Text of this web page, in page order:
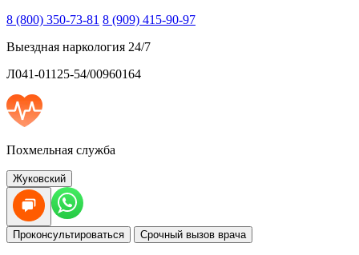
8 (800) 350-73-81 8 (909) 415-90-97
Выездная наркология 24/7
Л041-01125-54/00960164
Похмельная служба
Жуковский
Проконсультироваться Срочный вызов врача